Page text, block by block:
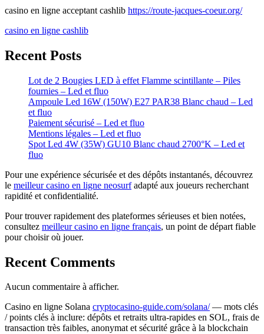
casino en ligne acceptant cashlib https://route-jacques-coeur.org/
casino en ligne cashlib
Recent Posts
Lot de 2 Bougies LED à effet Flamme scintillante – Piles
fournies – Led et fluo
Ampoule Led 16W (150W) E27 PAR38 Blanc chaud – Led
et fluo
Paiement sécurisé – Led et fluo
Mentions légales – Led et fluo
Spot Led 4W (35W) GU10 Blanc chaud 2700°K – Led et
fluo
Pour une expérience sécurisée et des dépôts instantanés, découvrez
le meilleur casino en ligne neosurfadapté aux joueurs recherchant
rapidité et confidentialité.
Pour trouver rapidement des plateformes sérieuses et bien notées,
consultez meilleur casino en ligne français, un point de départ fiable
pour choisir où jouer.
Recent Comments
Aucun commentaire à afficher.
Casino en ligne Solana cryptocasino-guide.com/solana/— mots clés
/ points clés à inclure: dépôts et retraits ultra‑rapides en SOL, frais de
transaction très faibles, anonymat et sécurité grâce à la blockchain